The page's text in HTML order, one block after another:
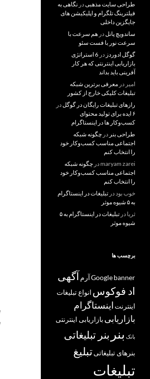
طراحی سایت مذهبیدر نگاهی به
فیلترینگ تلگرام و اپلیکیشن های
جایگزین داخلی
ساندویچ پانلدر هم سرعت با
سرعت نور با فست سئو
گوگل ادوردز در
6 استراتژی
بازاریابی اینترنتی که هر کار
آفرینی باید بداند
امیر در معرفی برترین شبکه
تبلیغات کلیکی خارج از کشور
رازهای تبلیغات رایگان در گوگلدر
۶ ایده برای تولید محتوای
کسب‌و‌کار ها در اینستاگرام
طراحی بنر در چگونه شبکه
اجتماعی مناسب کسب‌وکار خود
را انتخاب کنم
maryam zarei در چگونه شبکه
اجتماعی مناسب کسب‌وکار خود
را انتخاب کنم
خوب بوددر تبلیغات در اینستاگرام
به ۵ شیوه موثر
ثریا در
تبلیغات در اینستاگرام به ۵
شیوه موثر
برچسب ها
banner
Googleآرم آگهی
اد فوکوس انواع تبلیغات
اینترنت اینستاگرام
بازاریابی بازاریابی اینترنتی
بانک بنر بنر تبلیغاتی
بنرهای تبلیغاتیتبلیغ
تبلیغات